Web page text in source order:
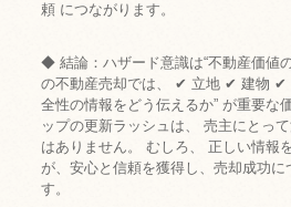
頼 につながります。
◆ 結論：ハザード意識は“不動産価値
の不動産売却では、 ✔ 立地 ✔ 建物 ✔
全性の情報をどう伝えるか” が重要な
ップの更新ラッシュは、 売主にとっ
はありません。 むしろ、 正しい情報
が、安心と信頼を獲得し、売却成功に
す。